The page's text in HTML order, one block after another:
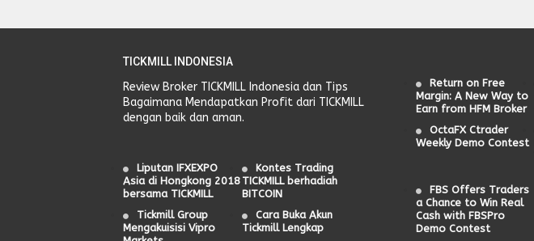
TICKMILL INDONESIA
Review Broker TICKMILL Indonesia dan Tips
Bagaimana Mendapatkan Profit dari TICKMILL
dengan baik dan aman.
Liputan IFXEXPO
Asia di Hongkong 2018
bersama TICKMILL
Kontes Trading
TICKMILL berhadiah
BITCOIN
Tickmill Group
Mengakuisisi Vipro
Cara Buka Akun
Tickmill Lengkap
Return on Free
Margin: A New Way to
Earn from HFM Broker
OctaFX Ctrader
Weekly Demo Contest
FBS Offers Traders
a Chance to Win Real
Cash with FBSPro
Demo Contest